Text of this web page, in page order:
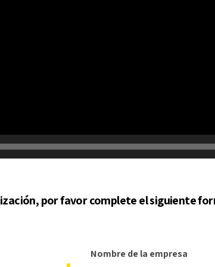
por favor complete el siguiente
Nombre de la empresa